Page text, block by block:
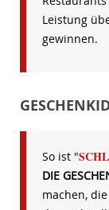
Leistung
gewinnen.
So ist "
DIE
machen,